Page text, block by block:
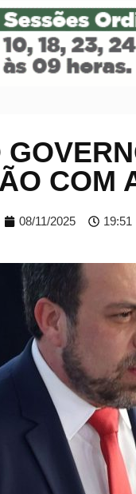
COM
08/11/2025 19:51